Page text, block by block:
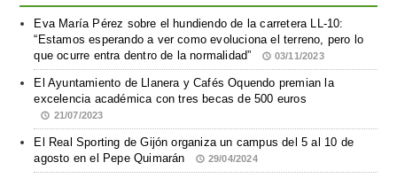
Eva María Pérez sobre el hundiendo de la carretera LL-10:
“Estamos esperando a ver como evoluciona el terreno, pero lo
que ocurre entra dentro de la normalidad”
03/11/2023
El Ayuntamiento de Llanera y Cafés Oquendo premian la
excelencia académica con tres becas de 500 euros
21/07/2023
El Real Sporting de Gijón organiza un campus del 5 al 10 de
agosto en el Pepe Quimarán
29/04/2024